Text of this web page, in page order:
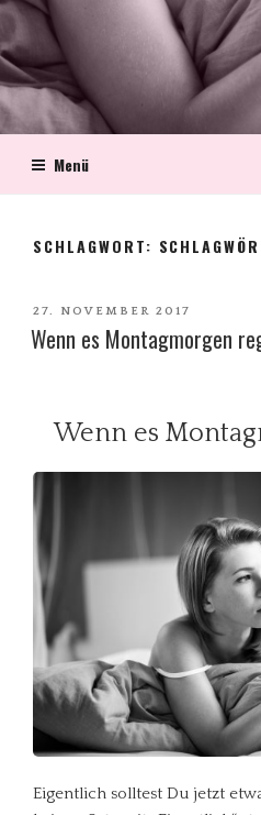
Menü
SCHLAGWORT:
VERÖFFENTLICHT
AM
27. NOVEMBER 2017
Wenn es Montagmorgen
Wenn es
Eigentlich solltest Du jetzt